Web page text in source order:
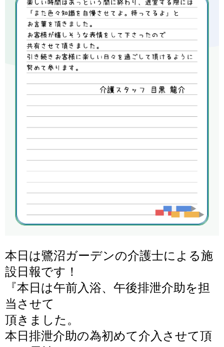
本日は鷺沼ガーデンの介護士による施
設日報です！
『本日は午前入浴、午後排泄介助を担
当させて
頂きました。
本日排泄介助の為初めて介入させて頂